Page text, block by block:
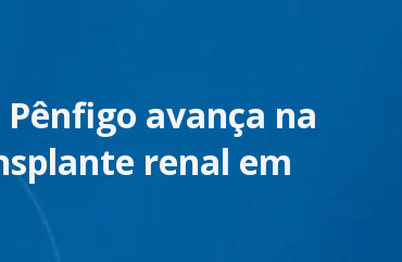
avança na
renal em